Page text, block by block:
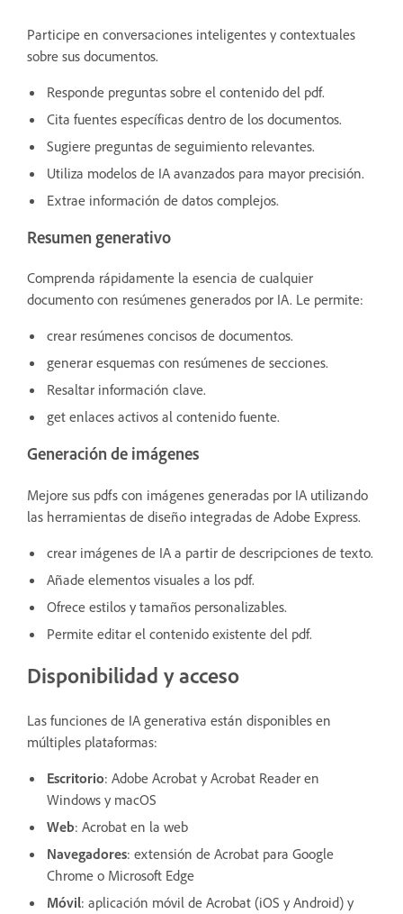
Participe en conversaciones inteligentes y contextuales
sobre sus documentos.
Responde preguntas sobre el contenido del pdf.
Cita fuentes específicas dentro de los documentos.
Sugiere preguntas de seguimiento relevantes.
Utiliza modelos de IA avanzados para mayor precisión.
Extrae información de datos complejos.
Resumen generativo
Comprenda rápidamente la esencia de cualquier
documento con resúmenes generados por IA. Le permite:
crear resúmenes concisos de documentos.
generar esquemas con resúmenes de secciones.
Resaltar información clave.
get enlaces activos al contenido fuente.
Generación de imágenes
Mejore sus pdfs con imágenes generadas por IA utilizando
las herramientas de diseño integradas de Adobe Express.
crear imágenes de IA a partir de descripciones de texto.
Añade elementos visuales a los pdf.
Ofrece estilos y tamaños personalizables.
Permite editar el contenido existente del pdf.
Disponibilidad y acceso
Las funciones de IA generativa están disponibles en
múltiples plataformas:
Escritorio: Adobe Acrobat y Acrobat Reader en
Windows y macOS
Web: Acrobat en la web
Navegadores: extensión de Acrobat para Google
Chrome o Microsoft Edge
Móvil: aplicación móvil de Acrobat (iOS y Android) y